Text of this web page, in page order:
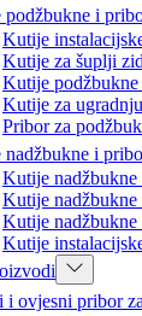
i
Kutije
Kutije za šuplji
Kutije
Kutije za
Pribor za
i
Kutije nadžbukne
Kutije nadžbukne
Kutije
Kutije
i ovjesni pribor